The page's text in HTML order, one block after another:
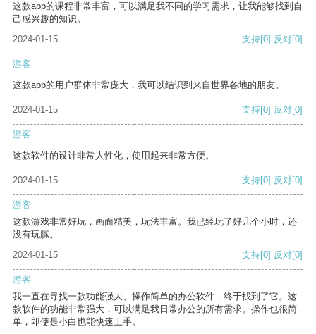
这款app的课程非常丰富，可以满足我不同的学习需求，让我能够找到自
己感兴趣的知识。
2024-01-15
支持[0] 反对[0]
游客
这款app的用户群体非常庞大，我可以结识到来自世界各地的朋友。
2024-01-15 支持[0] 反对[0]
游客
这款软件的设计非常人性化，使用起来非常方便。
2024-01-15 支持[0] 反对[0]
游客
这款游戏非常好玩，画面精美，玩法丰富。我已经玩了好几个小时，还
没有玩腻。
2024-01-15
支持[0] 反对[0]
游客
我一直在寻找一款功能强大、操作简单的办公软件，终于找到了它。这
款软件的功能非常强大，可以满足我日常办公的所有需求。操作也很简
单，即使是小白也能快速上手。